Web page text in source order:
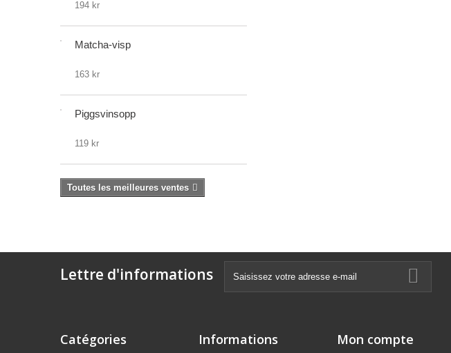
194 kr
Matcha-visp
163 kr
Piggsvinsopp
119 kr
Toutes les meilleures ventes
Lettre d'informations
Catégories Informations Mon compte